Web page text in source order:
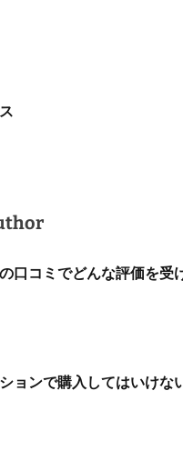
口コミでどんな評価を受
ョンで購入してはいけな